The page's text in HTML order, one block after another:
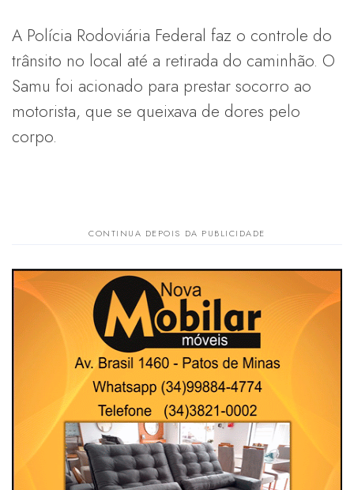
A Polícia Rodoviária Federal faz o controle do
trânsito no local até a retirada do caminhão. O
Samu foi acionado para prestar socorro ao
motorista, que se queixava de dores pelo
corpo.